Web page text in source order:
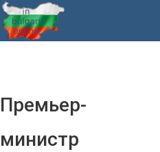
Премьер-
министр